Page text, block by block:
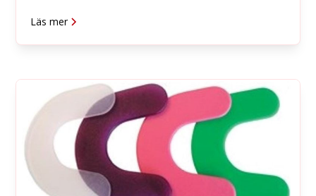
Läs mer